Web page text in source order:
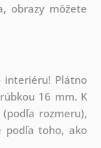
obrazy môžete
interiéru! Plátno
16 mm. K
rozmeru),
podľa toho, ako